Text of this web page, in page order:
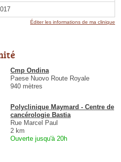
Éditer les informations de ma clinique
Cmp Ondina
Paese Nuovo Route Royale
940 mètres
Polyclinique Maymard - Centre de
cancérologie Bastia
Rue Marcel Paul
2 km
Ouverte jusqu'à 20h